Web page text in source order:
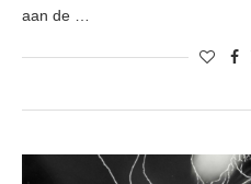
aan de …